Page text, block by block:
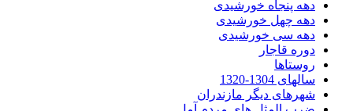
دهه پنجاه خورشیدی
دهه چهل خورشیدی
دهه سی خورشیدی
دوره قاجار
روستاها
سالهای 1304-1320
شهرهای دیگر مازندران